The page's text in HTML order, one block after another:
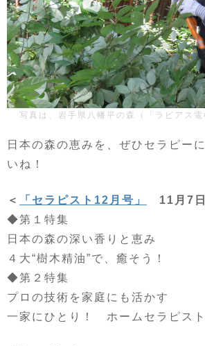
写真は、岩手県八幡平の森（「ラピアス電
日本の森の恵みを、ぜひセラピー
いね！
＜ 「セラピスト12月号」
11月7日
◆第１特集
日本の森の深い香りと恵み
４大“樹木精油”で、癒そう！
◆第２特集
プロの技術を家庭にも活かす
一家にひとり！ ホームセラピスト